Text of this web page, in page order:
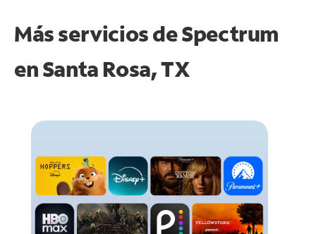
Más servicios de Spectrum
enSanta Rosa, TX